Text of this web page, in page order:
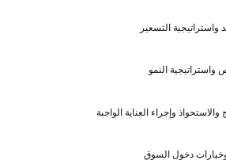
واستراتيجية التسعير
واستراتيجية النمو
وإجراء العناية الواجبة
دخول السوق